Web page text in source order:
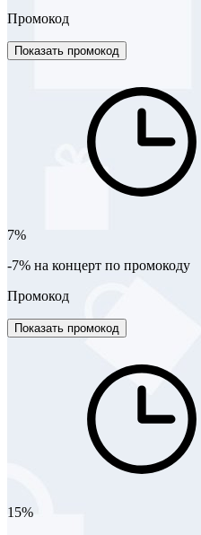
Промокод
Показать промокод
7%
-7% на концерт по промокоду
Промокод
Показать промокод
15%